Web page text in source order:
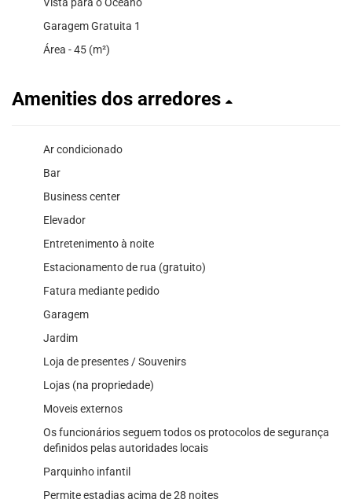
Garagem Gratuita 1
Área - 45 (m²)
Amenities dos arredores
Ar condicionado
Bar
Business center
Elevador
Entretenimento à noite
Estacionamento de rua (gratuito)
Fatura mediante pedido
Garagem
Jardim
Loja de presentes / Souvenirs
Lojas (na propriedade)
Moveis externos
Os funcionários seguem todos os protocolos de segurança
definidos pelas autoridades locais
Parquinho infantil
Permite estadias acima de 28 noites